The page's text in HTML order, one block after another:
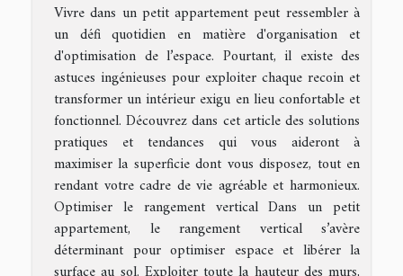
Vivre dans un petit appartement peut ressembler à
un défi quotidien en matière d'organisation et
d'optimisation de l’espace. Pourtant, il existe des
astuces ingénieuses pour exploiter chaque recoin et
transformer un intérieur exigu en lieu confortable et
fonctionnel. Découvrez dans cet article des solutions
pratiques et tendances qui vous aideront à
maximiser la superficie dont vous disposez, tout en
rendant votre cadre de vie agréable et harmonieux.
Optimiser le rangement vertical Dans un petit
appartement, le rangement vertical s’avère
déterminant pour optimiser espace et libérer la